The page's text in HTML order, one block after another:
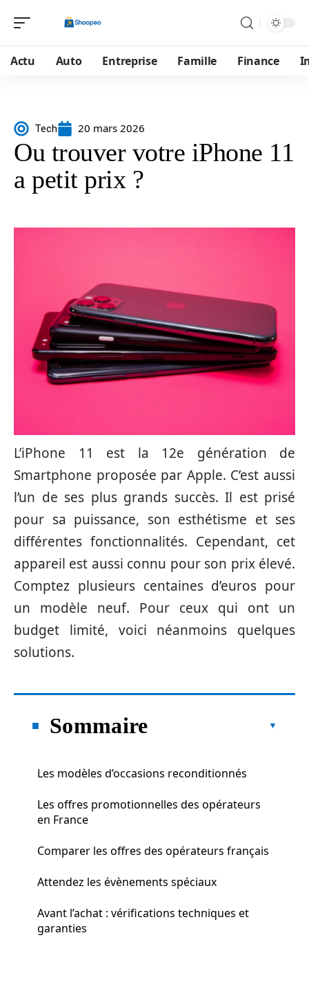
Actu Auto Entreprise Famille Finance
Tech 20 mars 2026
Ou trouver votre iPhone 11
a petit prix ?
L’iPhone 11 est la 12e génération de
Smartphone proposée par Apple. C’est aussi
l’un de ses plus grands succès. Il est prisé
pour sa puissance, son esthétisme et ses
différentes fonctionnalités. Cependant, cet
appareil est aussi connu pour son prix élevé.
Comptez plusieurs centaines d’euros pour
un modèle neuf. Pour ceux qui ont un
budget limité, voici néanmoins quelques
solutions.
Sommaire
Les modèles d’occasions reconditionnés
Les offres promotionnelles des opérateurs
en France
Comparer les offres des opérateurs français
Attendez les évènements spéciaux
Avant l’achat : vérifications techniques et
garanties